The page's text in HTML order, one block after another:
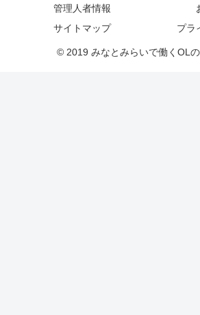
管理人者情報
サイトマップ
プラ
© 2019 みなとみらいで働くOL